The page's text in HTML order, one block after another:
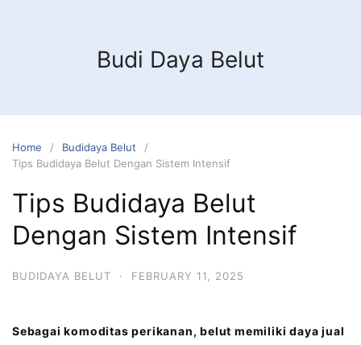
Budi Daya Belut
Home
Budidaya Belut
Tips Budidaya Belut Dengan Sistem Intensif
Tips Budidaya Belut
Dengan Sistem Intensif
BUDIDAYA BELUT · FEBRUARY 11, 2025
Sebagai komoditas perikanan, belut memiliki daya jual